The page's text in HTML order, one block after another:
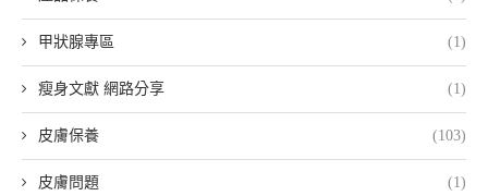
甲狀腺專區 (1)
瘦身文獻 網路分享 (1)
皮膚保養 (103)
皮膚問題 (1)